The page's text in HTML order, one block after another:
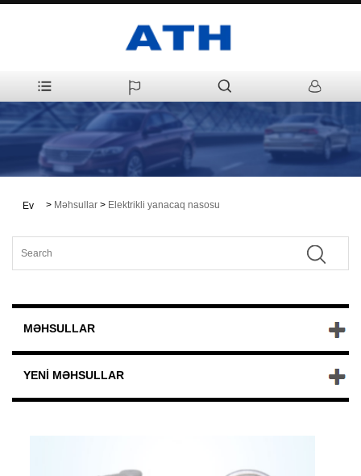
Ev > Məhsullar > Elektrikli yanacaq nasosu
MƏHSULLAR
YENI MƏHSULLAR